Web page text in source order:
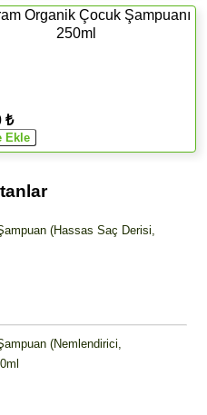
Organik Çocuk Şampuanı
250ml
₺
(Hassas Saç Derisi,
(Nemlendirici,